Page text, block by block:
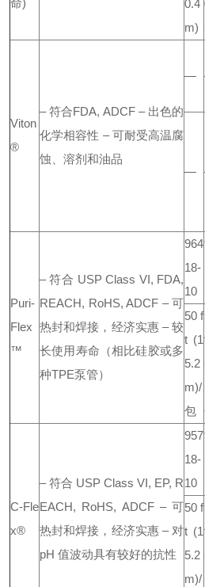
命)
0.4
m)
Viton
®
– 符合FDA, ADCF– 出色的
化学相容性 – 可耐受高温腐
蚀、溶剂和油品
—
—
Puri-
Flex
™
– 符合 USP Class VI, FDA,
REACH, RoHS, ADCF – 可
热封和焊接，经济实惠– 较
长使用寿命（相比硅胶或多
种TPE泵管）
964
18-
10
50 f
t (1
5.2
m)/
包
C-Fle
x®
– 符合 USP Class VI, EP, R
EACH, RoHS, ADCF– 可
热封和焊接，经济实惠– 对
pH 值波动具有较好的抗性
957
18-
10
50 f
t (1
5.2
m)/